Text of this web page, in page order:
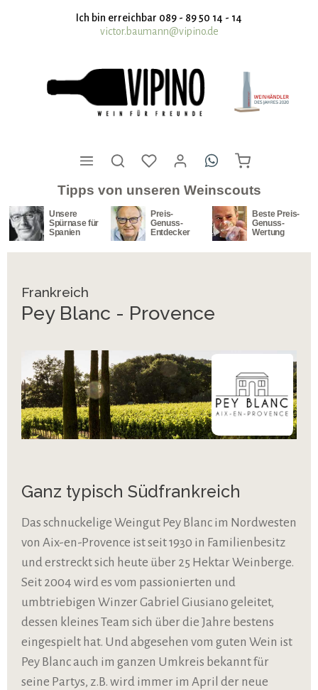
springenIch bin erreichbar 089 - 89 50 14 - 14
victor.baumann@vipino.de
Tipps von unseren Weinscouts
Unsere
Spürnase für
Spanien
Preis-
Genuss-
Entdecker
Beste Preis-
Genuss-
Wertung
Frankreich
Pey Blanc - Provence
Ganz typisch Südfrankreich
Das schnuckelige Weingut Pey Blanc im Nordwesten
von Aix-en-Provence ist seit 1930 in Familienbesitz
und erstreckt sich heute über 25 Hektar Weinberge.
Seit 2004 wird es vom passionierten und
umbtriebigen Winzer Gabriel Giusiano geleitet,
dessen kleines Team sich über die Jahre bestens
eingespielt hat. Und abgesehen vom guten Wein ist
Pey Blanc auch im ganzen Umkreis bekannt für
seine Partys, z.B. wird immer im April der neue